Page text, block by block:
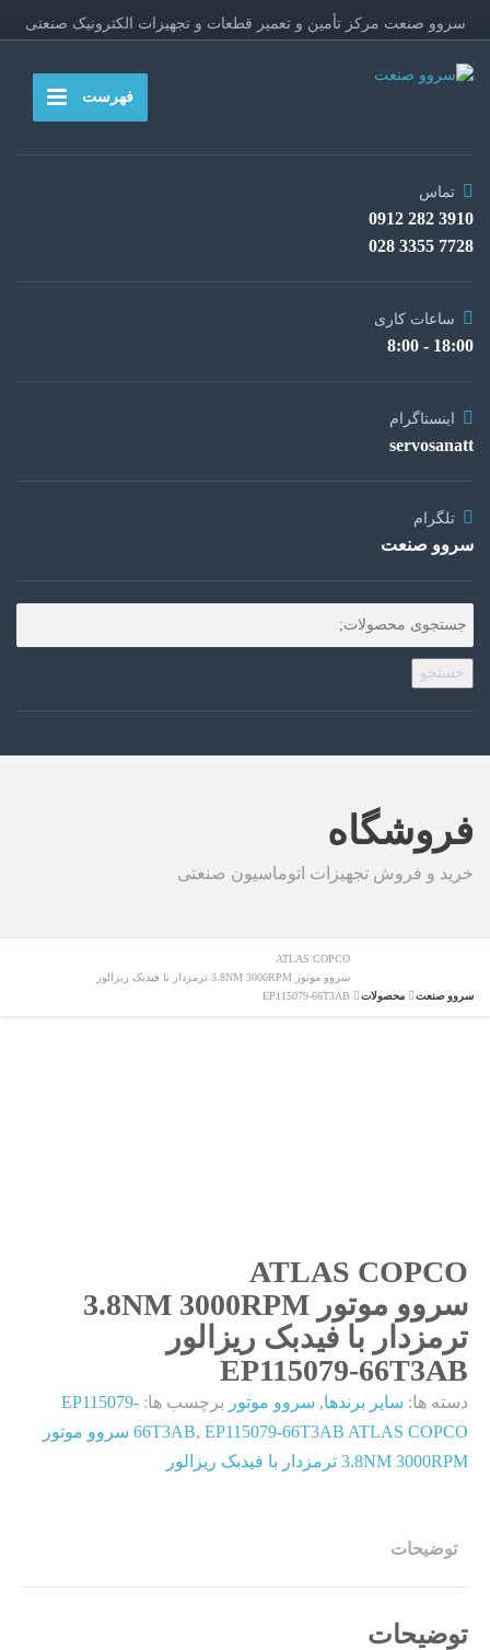
سروو صنعت مرکز تأمین و تعمیر قطعات و تجهیزات الکترونیک صنعتی
فهرست
تماس
3910 282 0912
7728 3355 028
ساعات کاری
18:00 - 8:00
اینستاگرام
servosanatt
تلگرام
سروو صنعت
جستجو
فروشگاه
خرید و فروش تجهیزات اتوماسیون صنعتی
سروو صنعت محصولات
ATLAS COPCO
سروو موتور 3.8NM 3000RPM ترمزدار با فیدبک ریزالور
EP115079-66T3AB
ATLAS COPCO
سروو موتور 3.8NM 3000RPM
ترمزدار با فیدبک ریزالور
EP115079-66T3AB
دسته ها: سایر برندها, سروو موتور برچسب ها: EP115079-
66T3AB,
EP115079-66T3AB ATLAS COPCO سروو موتور
3.8NM 3000RPM ترمزدار با فیدبک ریزالور
توضیحات
توضیحات